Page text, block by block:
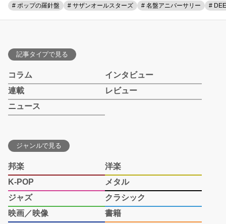
# ポップの羅針盤 # サザンオールスターズ # 名盤アニバーサリー #
記事タイプで見る
コラム
インタビュー
連載
レビュー
ニュース
ジャンルで見る
邦楽
洋楽
K-POP
メタル
ジャズ
クラシック
映画／映像
書籍